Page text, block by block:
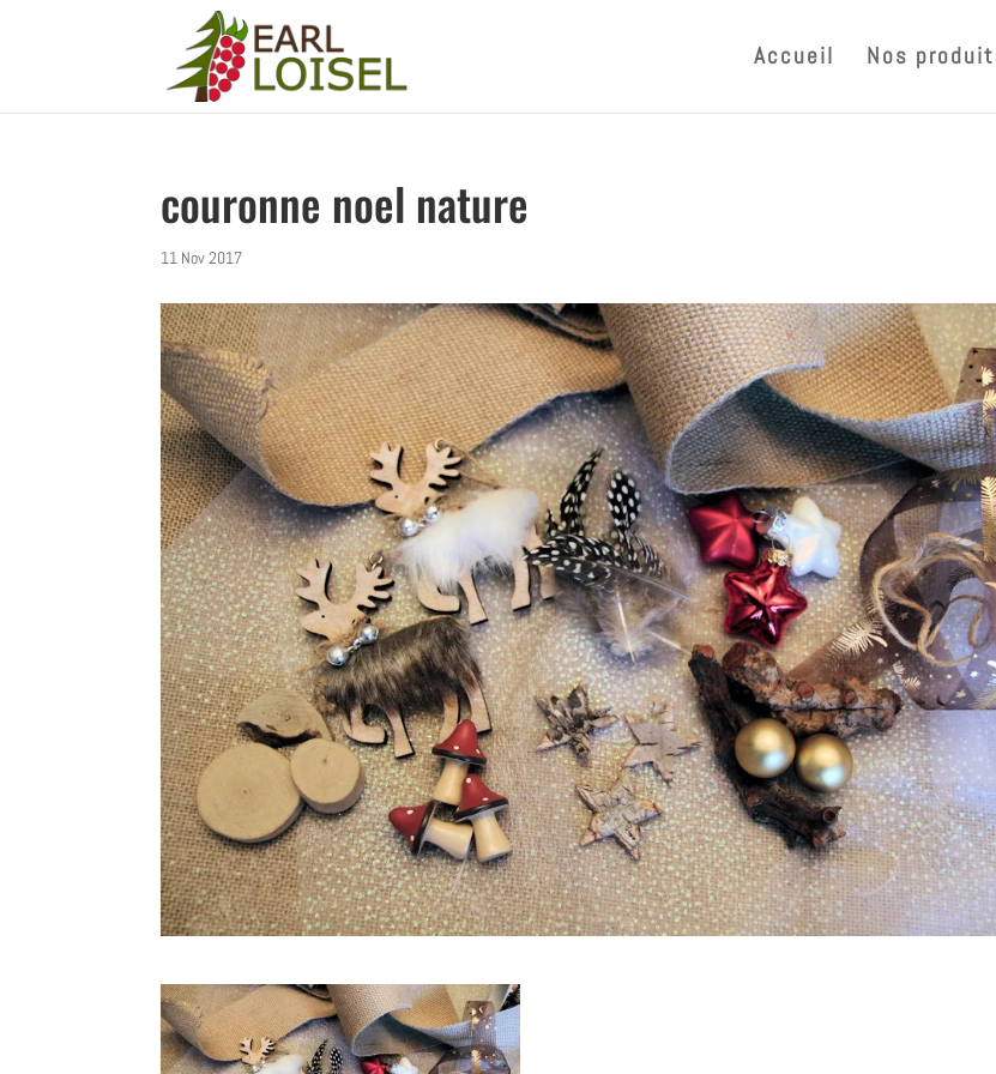
Accueil Nos
couronne noel nature
11 Nov 2017